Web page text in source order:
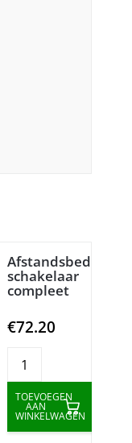
Afstandsbediening
schakelaar
compleet
€72.20
TOEVOEGEN
AAN
WINKELWAGEN